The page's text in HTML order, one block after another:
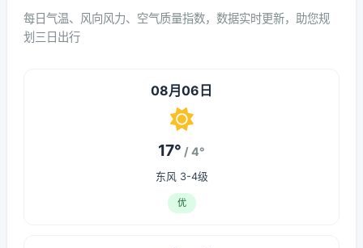
每日气温、风向风力、空气质量指数，数据实时更新，助您规
划三日出行
08月06日
17° / 4°
东风 3-4级
优